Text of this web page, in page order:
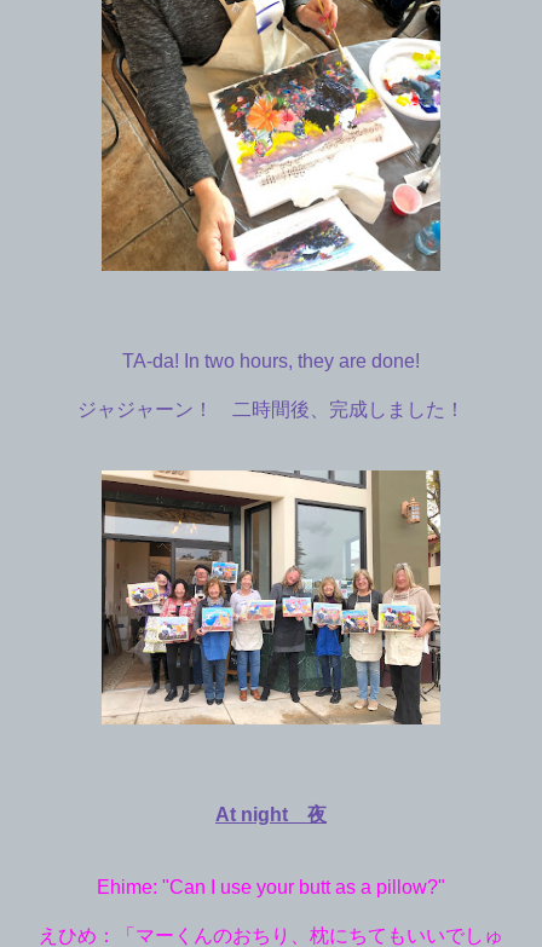
TA-da! In two hours, they are done!
ジャジャーン！ 二時間後、完成しました！
At night 夜
Ehime: "Can I use your butt as a pillow?"
えひめ：「マーくんのおちり、枕にちてもいいでしゅ